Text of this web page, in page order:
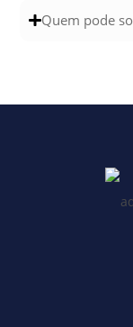
Quem pode